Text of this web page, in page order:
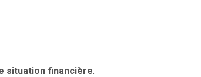
situation financière.